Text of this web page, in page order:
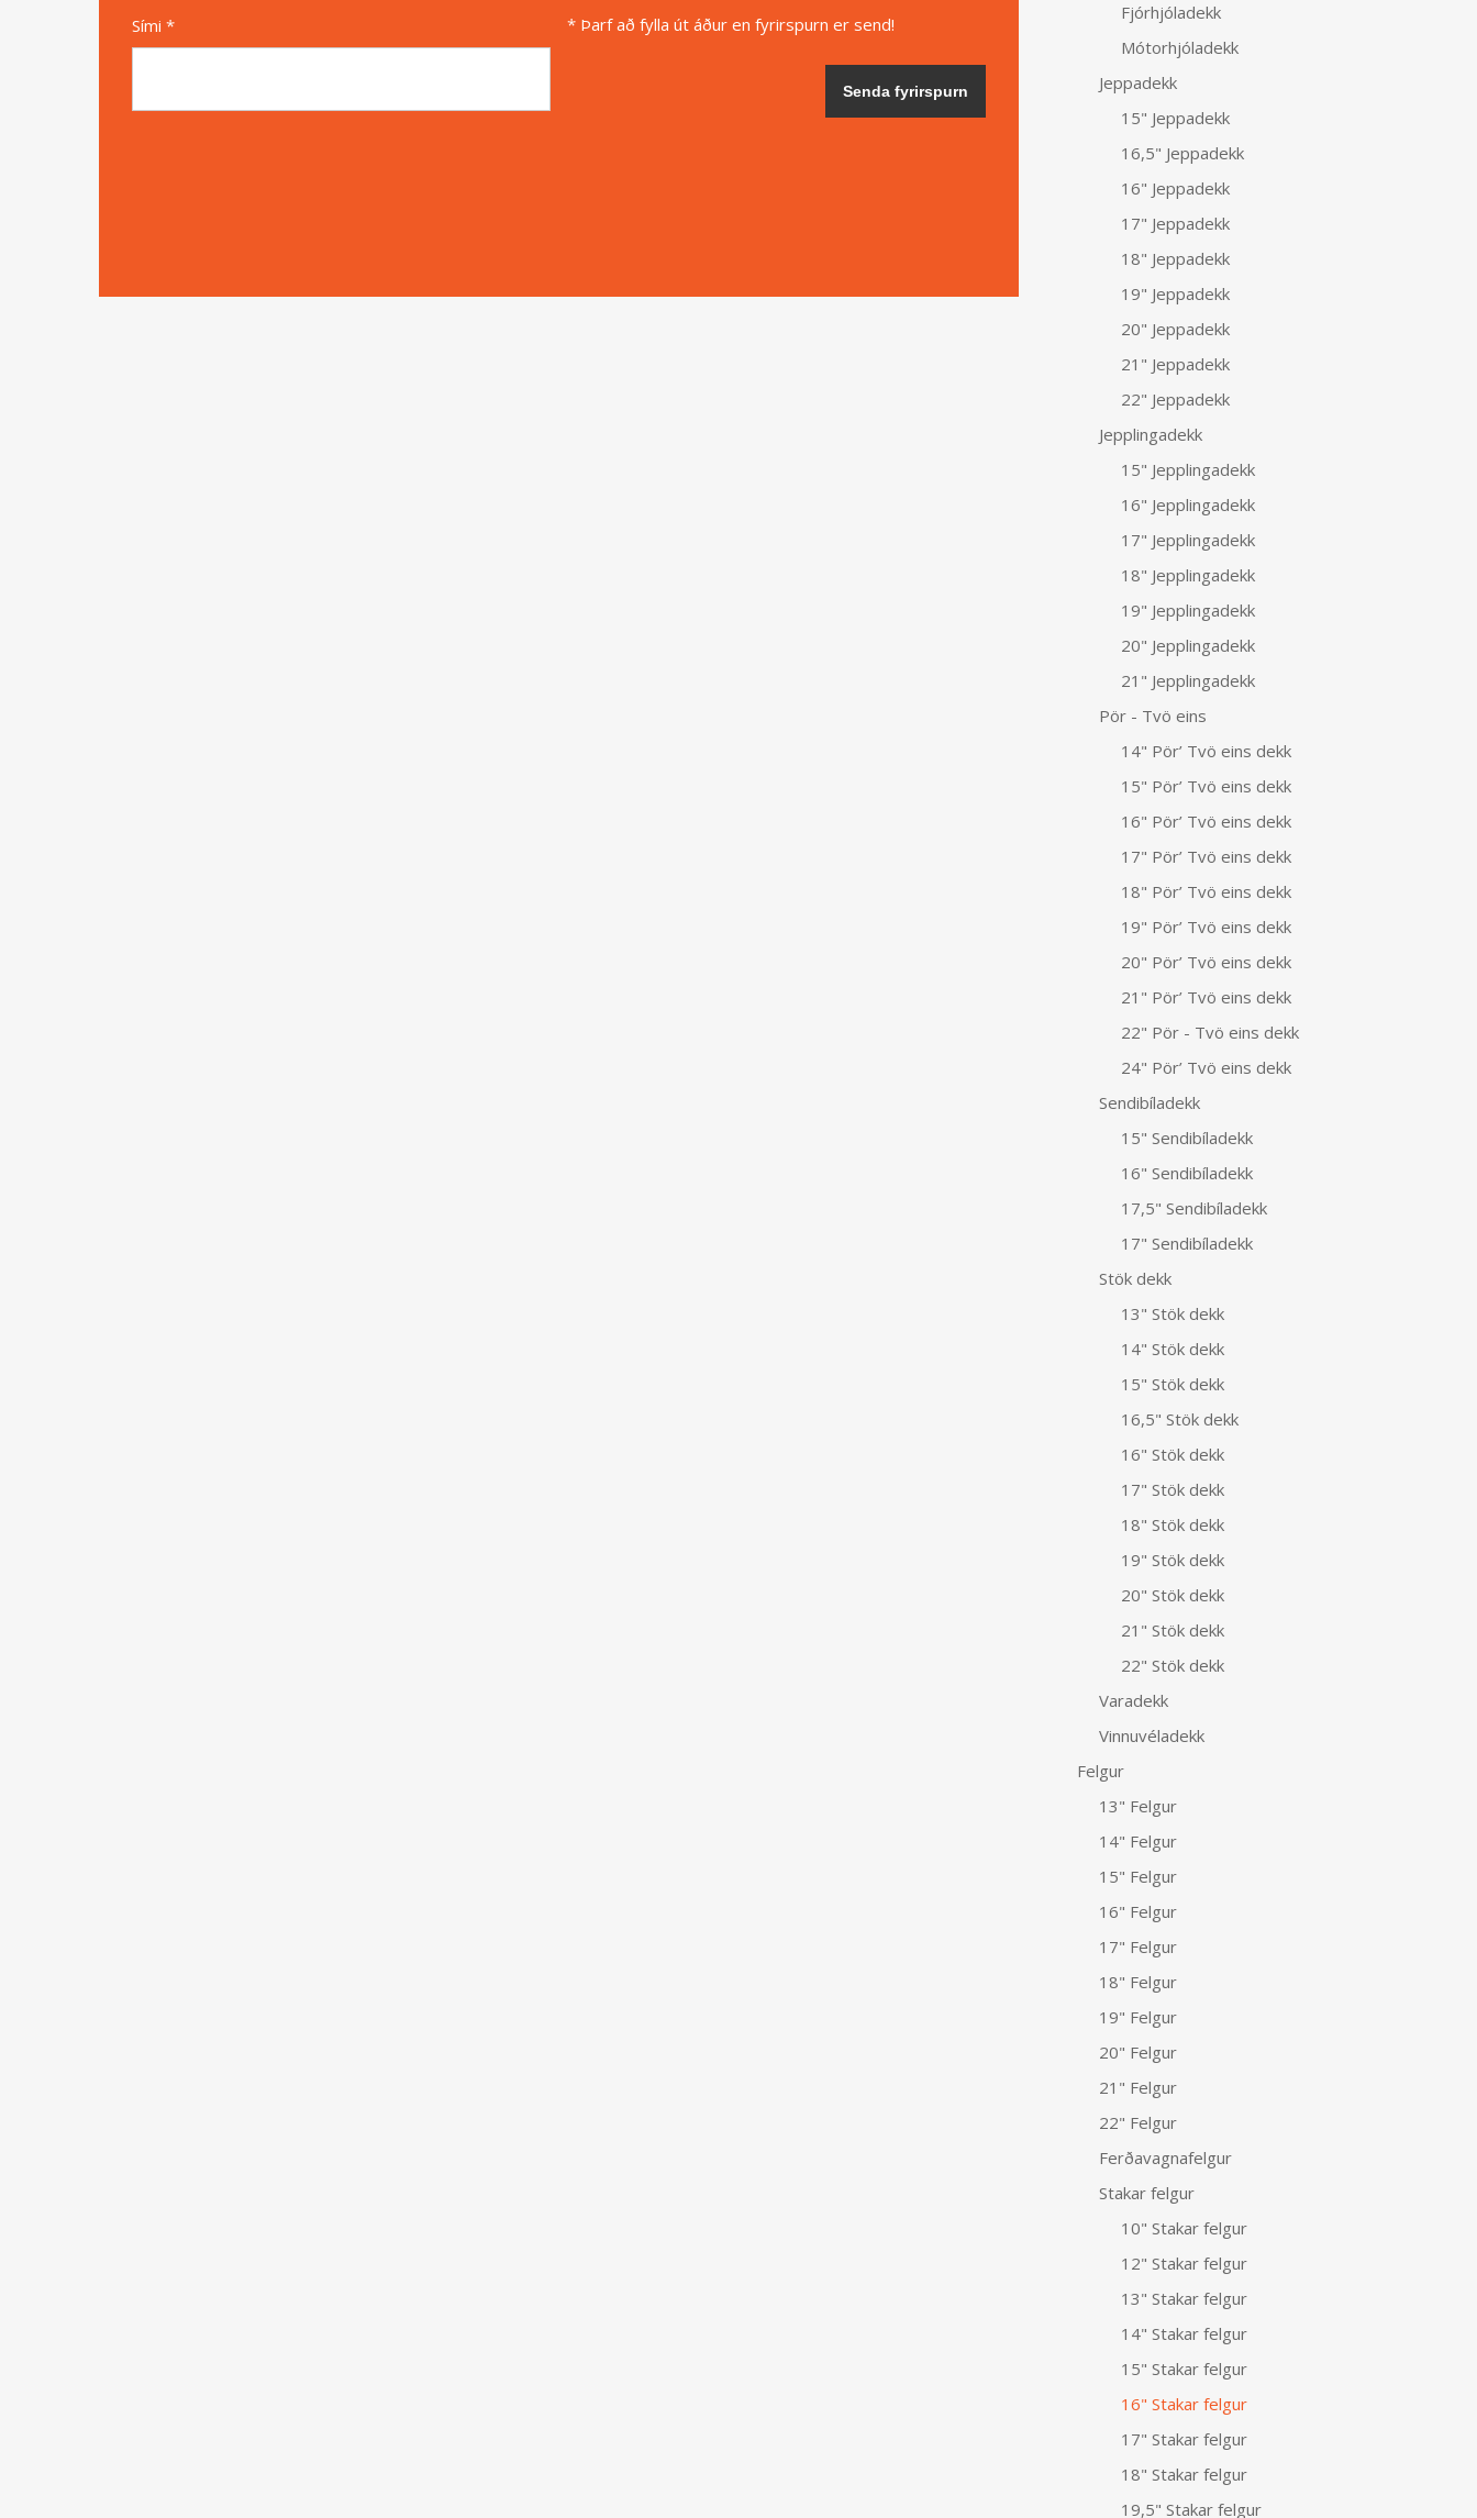
Sími * * Þarf að fylla út áður en fyrirspurn er send!
Fjórhjóladekk
Mótorhjóladekk
Jeppadekk
15" Jeppadekk
16,5" Jeppadekk
16" Jeppadekk
17" Jeppadekk
18" Jeppadekk
19" Jeppadekk
20" Jeppadekk
21" Jeppadekk
22" Jeppadekk
Jepplingadekk
15" Jepplingadekk
16" Jepplingadekk
17" Jepplingadekk
18" Jepplingadekk
19" Jepplingadekk
20" Jepplingadekk
21" Jepplingadekk
Pör - Tvö eins
14" Pör’ Tvö eins dekk
15" Pör’ Tvö eins dekk
16" Pör’ Tvö eins dekk
17" Pör’ Tvö eins dekk
18" Pör’ Tvö eins dekk
19" Pör’ Tvö eins dekk
20" Pör’ Tvö eins dekk
21" Pör’ Tvö eins dekk
22" Pör - Tvö eins dekk
24" Pör’ Tvö eins dekk
Sendibíladekk
15" Sendibíladekk
16" Sendibíladekk
17,5" Sendibíladekk
17" Sendibíladekk
Stök dekk
13" Stök dekk
14" Stök dekk
15" Stök dekk
16,5" Stök dekk
16" Stök dekk
17" Stök dekk
18" Stök dekk
19" Stök dekk
20" Stök dekk
21" Stök dekk
22" Stök dekk
Varadekk
Vinnuvéladekk
Felgur
13" Felgur
14" Felgur
15" Felgur
16" Felgur
17" Felgur
18" Felgur
19" Felgur
20" Felgur
21" Felgur
22" Felgur
Ferðavagnafelgur
Stakar felgur
10" Stakar felgur
12" Stakar felgur
13" Stakar felgur
14" Stakar felgur
15" Stakar felgur
16" Stakar felgur
17" Stakar felgur
18" Stakar felgur
19,5" Stakar felgur